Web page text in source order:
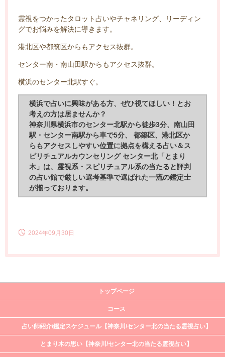
霊視をつかったタロット占いやチャネリング、リーディン
グでお悩みを解決に導きます。
港北区や都筑区からもアクセス抜群。
センター南・南山田駅からもアクセス抜群。
横浜のセンター北駅すぐ。
横浜で占いに興味がある方、ぜひ視てほしい！とお
考えの方は居ませんか？
神奈川県横浜市のセンター北駅から徒歩3分、南山田
駅・センター南駅から車で5分、 都築区、港北区か
らもアクセスしやすい位置に拠点を構える占い＆ス
ピリチュアルカウンセリング センター北「とまり
木」は、霊視系・スピリチュアル系の当たると評判
の占い館で厳しい選考基準で選ばれた一流の鑑定士
が揃っております。
2024年09月30日
トップページ
コース
占い師紹介/鑑定スケジュール【神奈川/センター北の当たる霊視占い】
とまり木の思い【神奈川/センター北の当たる霊視占い】